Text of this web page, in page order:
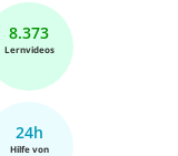
8.373
Lernvideos
24h
Hilfe von